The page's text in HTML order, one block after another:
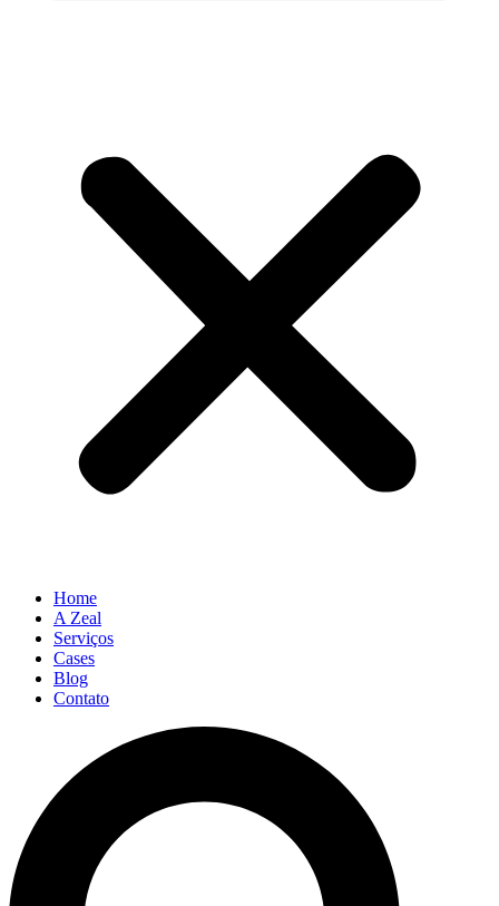
Home
A Zeal
Serviços
Cases
Blog
Contato